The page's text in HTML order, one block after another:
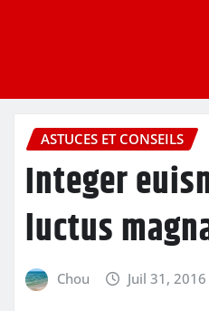
ASTUCES ET CONSEILS
Integer
luctus
Chou Juil 31, 2016